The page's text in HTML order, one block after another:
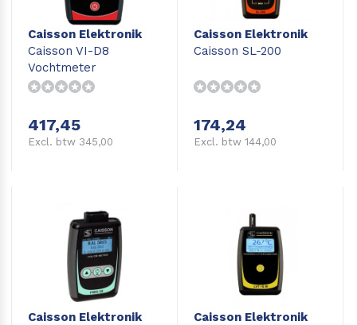
Caisson Elektronik
Caisson VI-D8
Vochtmeter
417,45
Excl. btw 345,00
Caisson Elektronik
Caisson SL-200
174,24
Excl. btw 144,00
Caisson Elektronik
Caisson Elektronik